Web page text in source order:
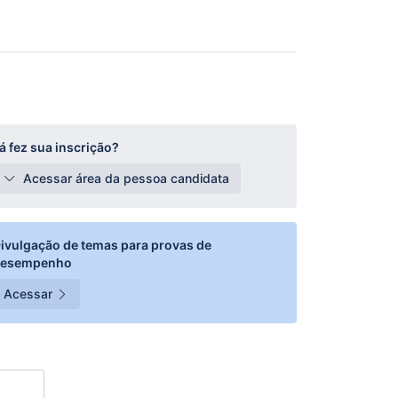
fez sua inscrição?
Acessar área da pessoa candidata
de temas para provas de
Acessar